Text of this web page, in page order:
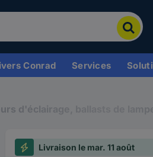
Conrad Services
d'éclairage, ballasts de lampe
Livraison le mar. 11 août